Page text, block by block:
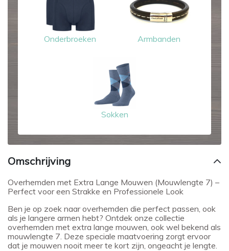
Onderbroeken Armbanden
Sokken
Omschrijving
Overhemden met Extra Lange Mouwen (Mouwlengte 7) –
Perfect voor een Strakke en Professionele Look
Ben je op zoek naar overhemden die perfect passen, ook
als je langere armen hebt? Ontdek onze collectie
overhemden met extra lange mouwen, ook wel bekend als
mouwlengte 7. Deze speciale maatvoering zorgt ervoor
dat je mouwen nooit meer te kort zijn, ongeacht je lengte.